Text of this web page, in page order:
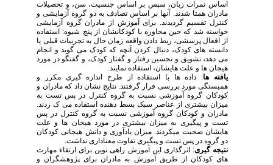
اساس نمرات زبان، سپس بر اساس جنسیت، سن، و تحصیلات
مادران همتا شدند. آنها بر اساس تصادف به دو گروه آزمایشی و
کنترل تقسیم گردیدند. برای آموزش از مادران گروه آزمایشی
خواسته شد که حین محاوره با کودکانشان از پنج شیوه: استفاده
از افعال پرسشی، ربط دادن واقعه زمان حال به تجربیات قبلی یا
دانسته های کودک، دنبال کردن آنچه که کودک می گوید و انجام
می دهد، تشویق و تحسین رفتار و گفتار کودک، و گفتگو در مورد
هیجان ها و علت هایشان، استفاده نمایند.
یافته ها
: داده ها با استفاده از طرح اندازه گیری مکرر و
همبستگی مورد بررسی قرار گرفتند. نتایج نشان داد که مادران و
کودکان گروه آموزشی نسبت به گروه کنترل در پس تست به
میزان بیشتری از عناصر سبک بسط دهنده استفاده می ک ردند.
مادران و کودکان گروه آموزشی نسبت به گروه کنترل در پس
تست و پیگیری به میزان بیشتری در مورد هیجان ها و علت
هایشان صحبت میکردند. میزان یادآوری و دانش هیجانی کودکان
دو گروه در پس تست و پیگیری تفاوت معناداری نداشت.
نتیجه گیری : اثرگذاری این آموزش راهی نوین برای ارتقاء مهارت
های کودکان از طریق آموزش به مادران برای پژوهشگران و